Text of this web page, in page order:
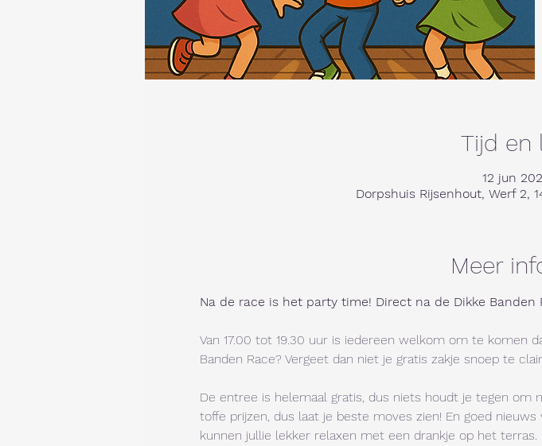
Tijd en
12 jun
Dorpshuis Rijsenhout, Werf 2,
Meer
Na de race is het party time! Direct na de Dikke
Van 17.00 tot 19.30 uur is iedereen welkom om te komen
Banden Race? Vergeet dan niet je gratis zakje snoep te
De entree is helemaal gratis, dus niets houdt je tegen om
toffe prijzen, dus laat je beste moves zien! En goed
kunnen jullie lekker relaxen met een drankje op het